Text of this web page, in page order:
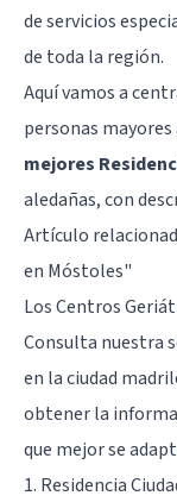
de servicios
de toda la región.
Aquí vamos a
personas mayores
mejores
aledañas, con
Artículo
en Móstoles"
Los Centros
Consulta nuestra
en la ciudad
obtener la
que mejor se
1. Residencia